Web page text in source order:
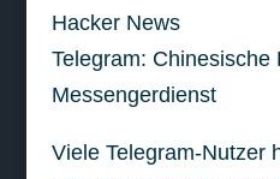
Hacker News
Telegram: Chinesische
Messengerdienst
Viele Telegram-Nutzer